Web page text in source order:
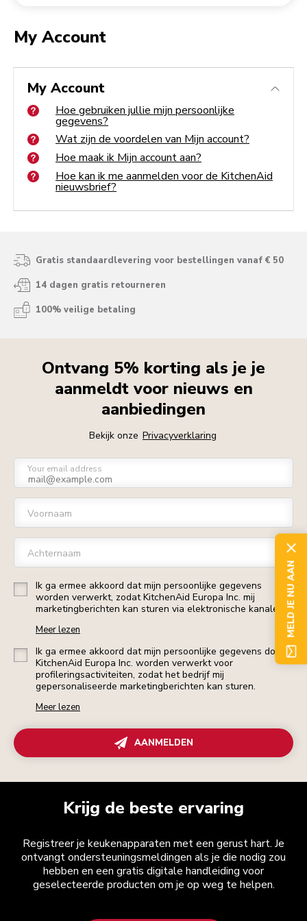
My Account
Hoe gebruiken jullie mijn persoonlijke gegevens?
Wat zijn de voordelen van Mijn account?
Hoe maak ik Mijn account aan?
Hoe kan ik me aanmelden voor de KitchenAid nieuwsbrief?
My Account
Hoe gebruiken jullie mijn persoonlijke
gegevens?
Wat zijn de voordelen van Mijn account?
Hoe maak ik Mijn account aan?
Hoe kan ik me aanmelden voor de KitchenAid
nieuwsbrief?
Gratis standaardlevering voor bestellingen vanaf € 50
14 dagen gratis retourneren
100% veilige betaling
Ontvang 5% korting als je je
aanmeldt voor nieuws en
aanbiedingen
Bekijk onze Privacyverklaring
Your email address
Voornaam
Achternaam
Ik ga ermee akkoord dat mijn persoonlijke gegevens
worden verwerkt, zodat KitchenAid Europa Inc. mij
marketingberichten kan sturen via elektronische kanalen.
Meer lezen
Ik ga ermee akkoord dat mijn persoonlijke gegevens door
KitchenAid Europa Inc. worden verwerkt voor
profileringsactiviteiten, zodat het bedrijf mij
gepersonaliseerde marketingberichten kan sturen.
Meer lezen
AANMELDEN
Krijg de beste ervaring
Registreer je keukenapparaten met een gerust hart. Je
ontvangt ondersteuningsmeldingen als je die nodig zou
hebben en een gratis digitale handleiding voor
geselecteerde producten om je op weg te helpen.
MELD JE NU AAN